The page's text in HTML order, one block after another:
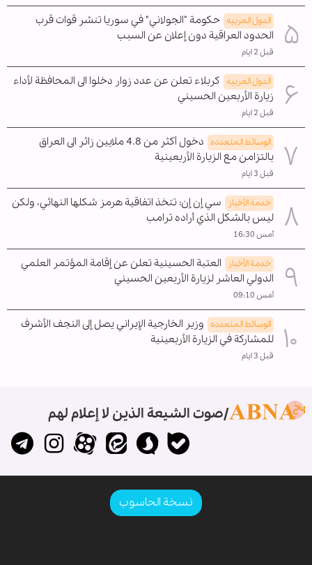
الدول العربیه حكومة "الجولاني" في سوريا تنشر قوات قرب
الحدود العراقية دون إعلان عن السبب
قبل 2 ايام
الدول العربیه كربلاء تعلن عن عدد زوار دخلوا الى المحافظة لأداء
زيارة الأربعين الحسيني
قبل 2 ايام
الوسائط المتعدده
دخول أكثر من 4.8 ملايين زائر الى العراق
بالتزامن مع الزيارة الأربعينية
قبل 3 ايام
خدمة الأخبار
سي إن إن: تتخذ اتفاقية هرمز شكلها النهائي، ولكن
ليس بالشكل الذي أراده ترامب
أمس 16:30
خدمة الأخبار
العتبة الحسينية تعلن عن إقامة المؤتمر العلمي
الدولي العاشر لزيارة الأربعين الحسيني
أمس 09:10
الوسائط المتعدده وزير الخارجية الإيراني يصل إلى النجف الأشرف
للمشاركة في الزيارة الأربعينية
قبل 3 ايام
صوت الشيعة الذين لا إعلام لهم
نسخة الحاسوب